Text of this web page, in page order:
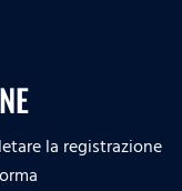
la registrazione